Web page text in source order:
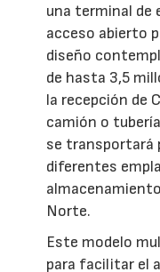
una terminal de
acceso abierto
diseño
de hasta 3,5
la recepción de
camión o
se transportará
diferentes
Norte.
Este modelo
para facilitar el